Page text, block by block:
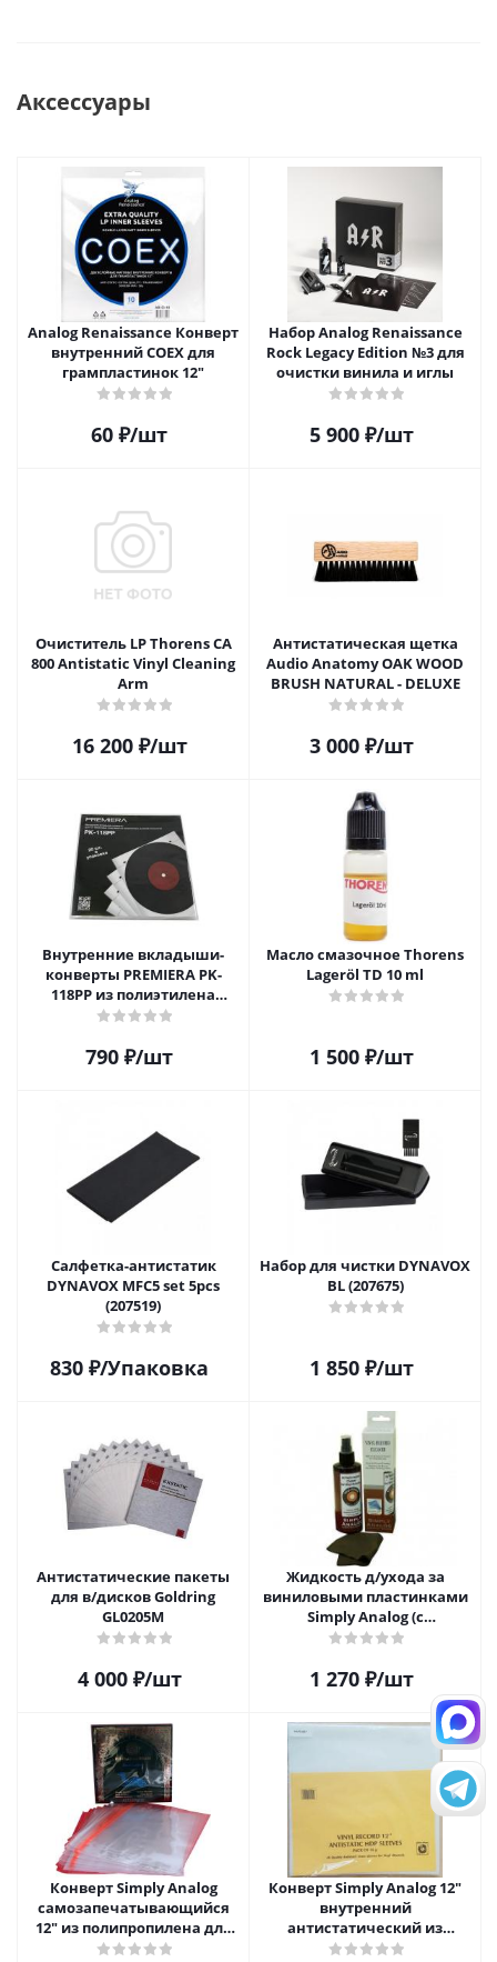
Аксессуары
Analog Renaissance Конверт
внутренний COEX для
грампластинок 12"
60 ₽/шт
Набор Analog Renaissance
Rock Legacy Edition №3 для
очистки винила и иглы
5 900₽/шт
Очиститель LP Thorens CA
800 Antistatic Vinyl Cleaning
Arm
16 200₽/шт
Антистатическая щетка
Audio Anatomy OAK WOOD
BRUSH NATURAL - DELUXE
3 000₽/шт
Внутренние вкладыши-
конверты PREMIERA PK-
118PP из полиэтилена
высокой плотности для 12"
шт.
790 ₽/шт
Масло смазочное Thorens
Lageröl TD 10 ml
1 500₽/шт
Салфетка-aнтистатик
DYNAVOX MFC5 set 5pcs
(207519)
830 ₽/Упаковка
Набор для чистки DYNAVOX
BL (207675)
1 850₽/шт
Антистатические пакеты
для в/дисков Goldring
GL0205M
4 000₽/шт
Жидкость д/ухода за
виниловыми пластинками
Simply Analog (с
распылителем, 200 мл) и
1 270₽/шт
Конверт Simply Analog
самозапечатывающийся
12" из полипропилена для
пластинок
Конверт Simply Analog 12"
внутренний
антистатический из
полиэтилена для пластинок